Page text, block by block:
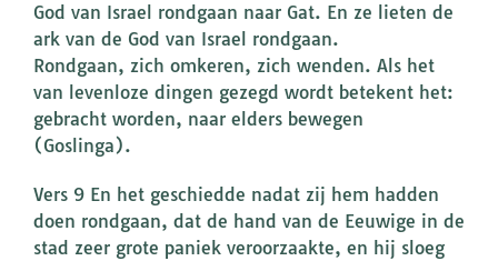
God van Israel rondgaan naar Gat. En ze lieten de
ark van de God van Israel rondgaan.
Rondgaan, zich omkeren, zich wenden. Als het
van levenloze dingen gezegd wordt betekent het:
gebracht worden, naar elders bewegen
(Goslinga).
Vers 9 En het geschiedde nadat zij hem hadden
doen rondgaan, dat de hand van de Eeuwige in de
stad zeer grote paniek veroorzaakte, en hij sloeg